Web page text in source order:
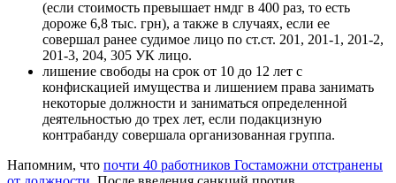
(если стоимость превышает нмдг в 400 раз, то есть
дороже 6,8 тыс. грн), а также в случаях, если ее
совершал ранее судимое лицо по ст.ст. 201, 201-1, 201-2,
201-3, 204, 305 УК лицо.
лишение свободы на срок от 10 до 12 лет с
конфискацией имущества и лишением права занимать
некоторые должности и заниматься определенной
деятельностью до трех лет, если подакцизную
контрабанду совершала организованная группа.
Напомним, что почти 40 работников Гостаможни отстранены